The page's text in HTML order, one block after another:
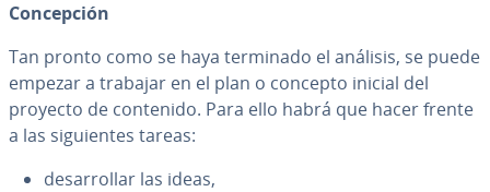
Co­n­ce­p­ción
Tan pronto como se haya terminado el análisis, se puede
empezar a trabajar en el plan o concepto inicial del
proyecto de contenido. Para ello habrá que hacer frente
a las si­guie­n­tes tareas:
de­sa­rro­llar las ideas,